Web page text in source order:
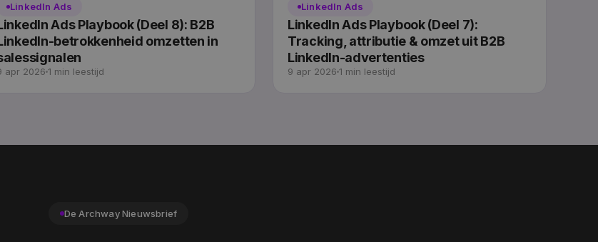
LinkedIn Ads
Ads Playbook (Deel 8): B2B
betrokkenheid omzetten in
apr 2026 1 min leestijd
LinkedIn Ads
LinkedIn Ads Playbook (Deel 7):
Tracking, attributie & omzet uit B2B
LinkedIn-advertenties
9 apr 2026 1 min leestijd
De Archway Nieuwsbrief